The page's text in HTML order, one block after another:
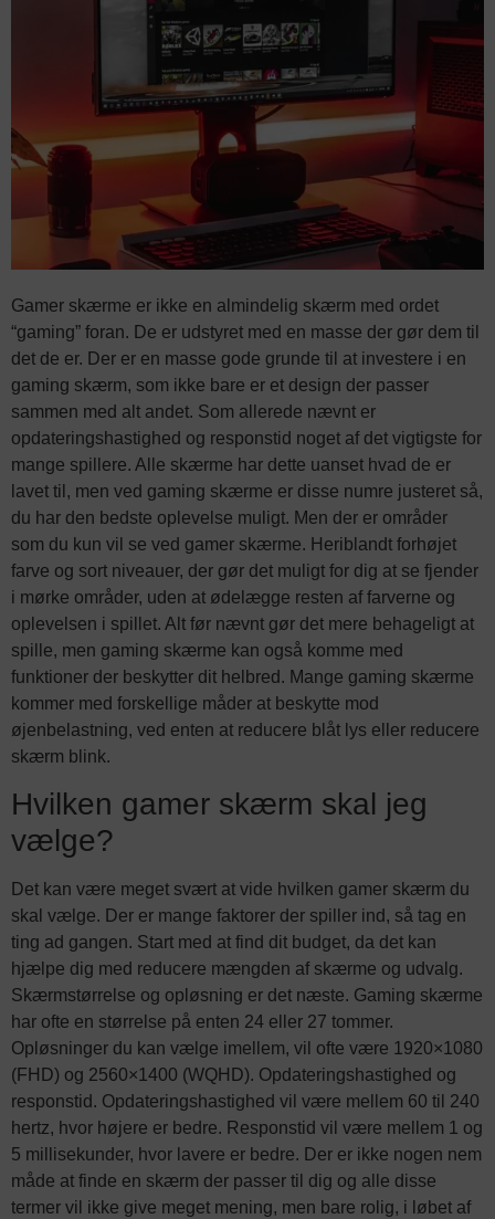
Gamer skærme er ikke en almindelig skærm med ordet
“gaming” foran. De er udstyret med en masse der gør dem til
det de er. Der er en masse gode grunde til at investere i en
gaming skærm, som ikke bare er et design der passer
sammen med alt andet. Som allerede nævnt er
opdateringshastighed og responstid noget af det vigtigste for
mange spillere. Alle skærme har dette uanset hvad de er
lavet til, men ved gaming skærme er disse numre justeret så,
du har den bedste oplevelse muligt. Men der er områder
som du kun vil se ved gamer skærme. Heriblandt forhøjet
farve og sort niveauer, der gør det muligt for dig at se fjender
i mørke områder, uden at ødelægge resten af farverne og
oplevelsen i spillet. Alt før nævnt gør det mere behageligt at
spille, men gaming skærme kan også komme med
funktioner der beskytter dit helbred. Mange gaming skærme
kommer med forskellige måder at beskytte mod
øjenbelastning, ved enten at reducere blåt lys eller reducere
skærm blink.
Hvilken gamer skærm skal jeg
vælge?
Det kan være meget svært at vide hvilken gamer skærm du
skal vælge. Der er mange faktorer der spiller ind, så tag en
ting ad gangen. Start med at find dit budget, da det kan
hjælpe dig med reducere mængden af skærme og udvalg.
Skærmstørrelse og opløsning er det næste. Gaming skærme
har ofte en størrelse på enten 24 eller 27 tommer.
Opløsninger du kan vælge imellem, vil ofte være 1920×1080
(FHD) og 2560×1400 (WQHD). Opdateringshastighed og
responstid. Opdateringshastighed vil være mellem 60 til 240
hertz, hvor højere er bedre. Responstid vil være mellem 1 og
5 millisekunder, hvor lavere er bedre. Der er ikke nogen nem
måde at finde en skærm der passer til dig og alle disse
termer vil ikke give meget mening, men bare rolig, i løbet af